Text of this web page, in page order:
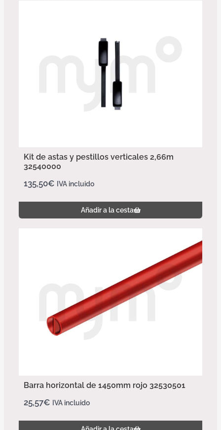
Kit de astas y pestillos verticales 2,66m
32540000
135,50€ IVA incluido
Añadir a la cesta
Barra horizontal de 1450mm rojo 32530501
25,57€ IVA incluido